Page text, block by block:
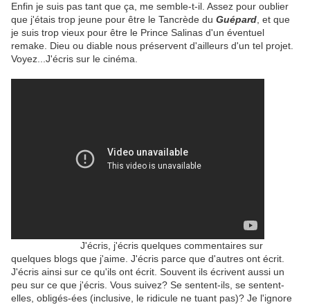
Enfin je suis pas tant que ça, me semble-t-il. Assez pour oublier
que j'étais trop jeune pour être le Tancrède du Guépard , et que
je suis trop vieux pour être le Prince Salinas d'un éventuel
remake. Dieu ou diable nous préservent d'ailleurs d'un tel projet.
Voyez...J'écris sur le cinéma.
J'écris, j'écris quelques commentaires sur
quelques blogs que j'aime. J'écris parce que d'autres ont écrit.
J'écris ainsi sur ce qu'ils ont écrit. Souvent ils écrivent aussi un
peu sur ce que j'écris. Vous suivez? Se sentent-ils, se sentent-
elles, obligés-ées (inclusive, le ridicule ne tuant pas)? Je l'ignore